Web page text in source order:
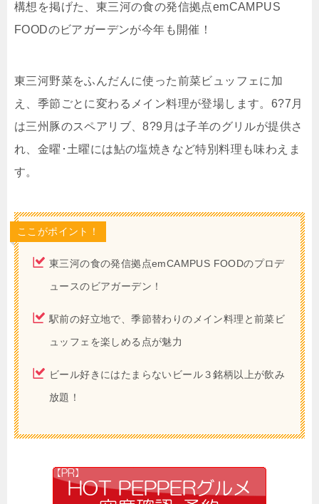
構想を掲げた、東三河の食の発信拠点emCAMPUS
FOODのビアガーデンが今年も開催！
東三河野菜をふんだんに使った前菜ビュッフェに加
え、季節ごとに変わるメイン料理が登場します。6?7月
は三州豚のスペアリブ、8?9月は子羊のグリルが提供さ
れ、金曜･土曜には鮎の塩焼きなど特別料理も味わえま
す。
ここがポイント！
東三河の食の発信拠点emCAMPUS FOODのプロデ
ュースのビアガーデン！
駅前の好立地で、季節替わりのメイン料理と前菜ビ
ュッフェを楽しめる点が魅力
ビール好きにはたまらないビール３銘柄以上が飲み
放題！